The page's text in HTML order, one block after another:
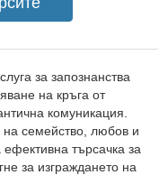
за запознанства
на кръга от
комуникация.
семейство, любов и
търсачка за
за изграждането на